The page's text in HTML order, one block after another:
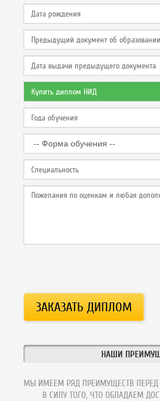
НАШИ
МЫ ИМЕЕМ РЯД ПРЕИМУЩЕСТВ ПЕРЕД
В СИЛУ ТОГО, ЧТО ОБЛАДАЕМ